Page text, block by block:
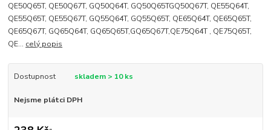
QE50Q65T, QE50Q67T, GQ50Q64T, GQ50Q65TGQ50Q67T, QE55Q64T,
QE55Q65T, QE55Q67T, GQ55Q64T, GQ55Q65T, QE65Q64T, QE65Q65T,
QE65Q67T, GQ65Q64T, GQ65Q65T,GQ65Q67T,QE75Q64T , QE75Q65T,
QE... celý popis
Dostupnost skladem > 10 ks
Nejsme plátci DPH